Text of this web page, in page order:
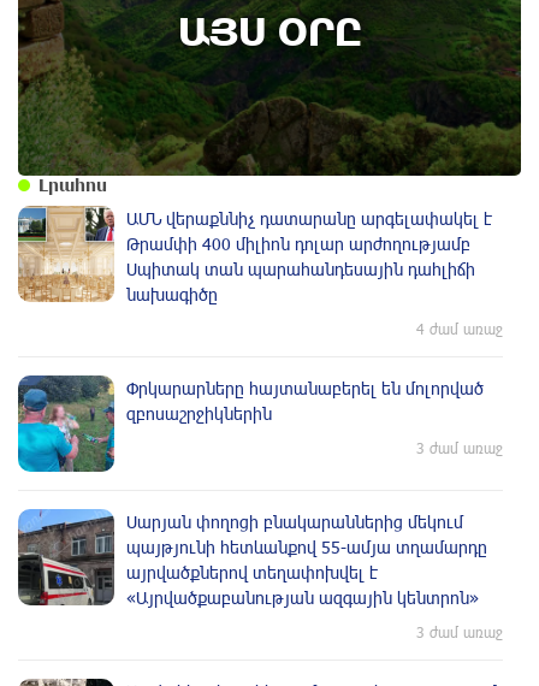
ԱՅՍ ՕՐԸ
այս օրը (7 օգոստոս)
Լրահոս
ԱՄՆ վերաքննիչ դատարանը արգելափակել է
Թրամփի 400 միլիոն դոլար արժողությամբ
Սպիտակ տան պարահանդեսային դահլիճի
նախագիծը
4 ժամ առաջ
Փրկարարները հայտանաբերել են մոլորված
զբոսաշրջիկներին
3 ժամ առաջ
Սարյան փողոցի բնակարաններից մեկում
պայթյունի հետևանքով 55-ամյա տղամարդը
այրվածքներով տեղափոխվել է
«Այրվածքաբանության ազգային կենտրոն»
3 ժամ առաջ